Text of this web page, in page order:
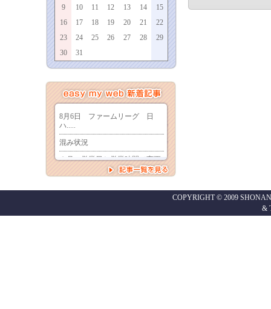
9
10 11 12 13 14
15
16
17 18 19 20 21
22
23
24 25 26 27 28
29
30
31
COPYRIGHT © 2009
&